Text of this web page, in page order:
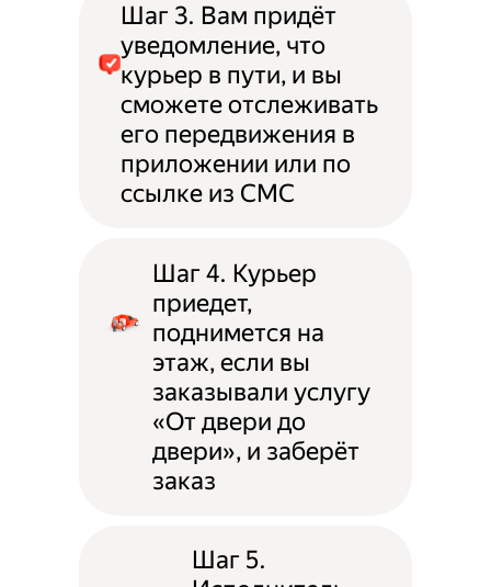
Шаг 3. Вам придёт
уведомление, что
курьер в пути, и вы
сможете отслеживать
его передвижения в
приложении или по
ссылке из СМС
Шаг 4. Курьер
приедет,
поднимется на
этаж, если вы
заказывали услугу
«От двери до
двери», и заберёт
заказ
Шаг 5.